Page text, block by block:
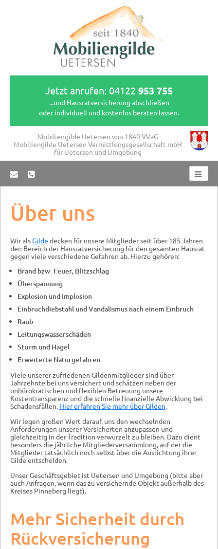
Jetzt anrufen: 04122 953 755
...und Hausratversicherung abschließen
oder individuell und kostenlos beraten lassen.
Mobiliengilde Uetersen von 1840 VVaG
Mobiliengilde Uetersen Vermittlungsgesellschaft mbH
für Uetersen und Umgebung
Über uns
Wir alsGilde decken für unsere Mitglieder seit über 185 Jahren
den Bereich der Hausratversicherung für den gesamten Hausrat
gegen viele verschiedene Gefahren ab. Hierzu gehören:
Brand bzw. Feuer, Blitzschlag
Überspannung
Explosion und Implosion
Einbruchdiebstahl und Vandalismus nach einem Einbruch
Raub
Leitungswasserschäden
Sturm und Hagel
Erweiterte Naturgefahren
Viele unserer zufriedenen Gildenmitglieder sind über
Jahrzehnte bei uns versichert und schätzen neben der
unbürokratischen und flexiblen Betreuung unsere
Kostentransparenz und die schnelle finanzielle Abwicklung bei
Schadensfällen. Hier erfahren Sie mehr über Gilden.
Wir legen großen Wert darauf, uns den wechselnden
Anforderungen unserer Versicherten anzupassen und
gleichzeitig in der Tradition verwurzelt zu bleiben. Dazu dient
besonders die jährliche Mitgliederversammlung, auf der die
Mitglieder tatsächlich noch selbst über die Ausrichtung ihrer
Gilde entscheiden.
Unser Geschäftsgebiet ist Uetersen und Umgebung (bitte aber
auch Anfragen, wenn das zu versichernde Objekt außerhalb des
Kreises Pinneberg liegt).
Mehr Sicherheit durch
Rückversicherung